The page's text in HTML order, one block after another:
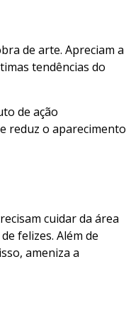
de arte. Apreciam a
tendências do
de ação
reduz o aparecimento
cuidar da área
felizes. Além de
ameniza a